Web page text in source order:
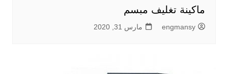
ماكينة تغليف مبسم
engmansy مارس 31, 2020